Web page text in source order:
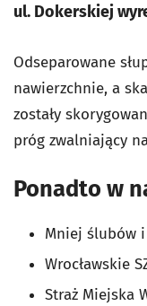
ul. Dokerskiej
Odseparowane
nawierzchnie, a
zostały
próg zwalniający
Ponadto w
Mniej ślubów
Wrocławskie
Straż Miejska